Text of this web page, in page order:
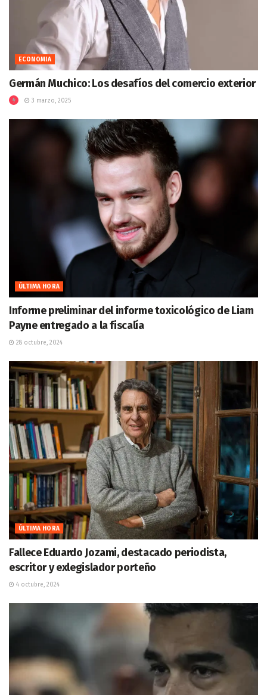
ECONOMIA
Germán Muchico: Los desafíos del comercio exterior
3 marzo, 2025
ÚLTIMA HORA
Informe preliminar del informe toxicológico de Liam
Payne entregado a la fiscalía
28 octubre, 2024
ÚLTIMA HORA
Fallece Eduardo Jozami, destacado periodista,
escritor y exlegislador porteño
4 octubre, 2024